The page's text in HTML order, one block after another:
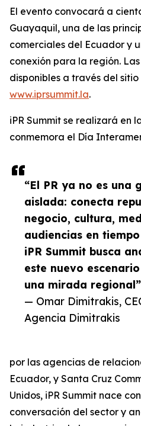
“El PR ya no es una
aislada: conecta
negocio, cultura,
audiencias en
iPR Summit busca
este nuevo
una mirada
— Omar Dimitrakis,
Agencia Dimitrakis
El evento convocará a
Guayaquil, una de las
comerciales del Ecuador y
conexión para la región. Las
disponibles a través del
www.iprsummit.la.
iPR Summit se realizará en
conmemora el Día
por las agencias de
Ecuador, y Santa Cruz
Unidos, iPR Summit nace
conversación del sector y